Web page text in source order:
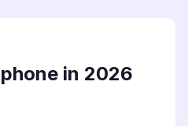
in 2026